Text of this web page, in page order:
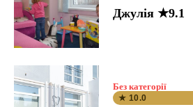
Джулія ★9.1
Без категорії
★ 10.0